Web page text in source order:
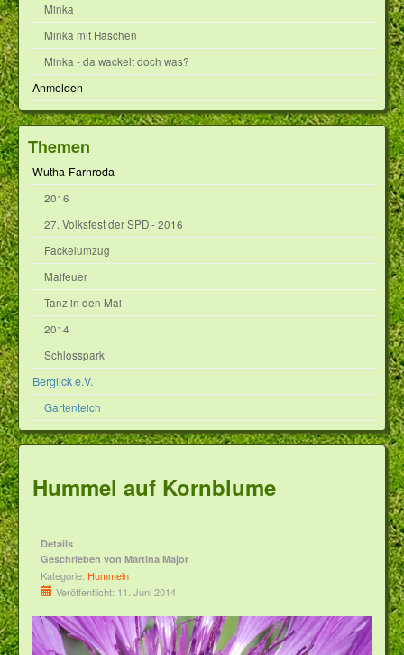
Minka
Minka mit Häschen
Minka - da wackelt doch was?
Anmelden
Themen
Wutha-Farnroda
2016
27. Volksfest der SPD - 2016
Fackelumzug
Maifeuer
Tanz in den Mai
2014
Schlosspark
Berglick e.V.
Gartenteich
Hummel auf Kornblume
Details
Geschrieben von Martina Major
Kategorie: Hummeln
Veröffentlicht: 11. Juni 2014